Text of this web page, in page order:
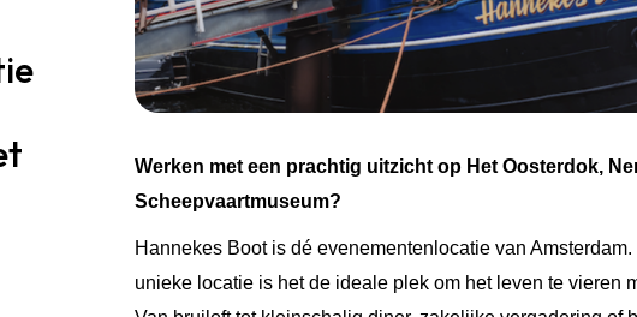
Werken met een prachtig uitzicht op Het Oosterdok,
Scheepvaartmuseum?
Hannekes Boot is dé evenementenlocatie van
unieke locatie is het de ideale plek om het leven te vieren